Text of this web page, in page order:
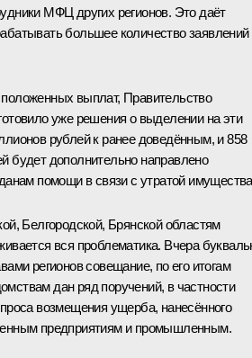
МФЦ других регионов. Это даёт
большее количество заявлений
выплат, Правительство
уже решения о выделении на эти
рублей к ранее доведённым, и 858
будет дополнительно направлено
помощи в связи с утратой
Белгородской, Брянской областям
вся проблематика. Вчера
регионов совещание, по его итогам
дан ряд поручений, в частности
возмещения ущерба, нанесённого
предприятиям и промышленным.